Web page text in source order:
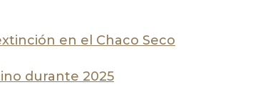
en el Chaco Seco
durante 2025